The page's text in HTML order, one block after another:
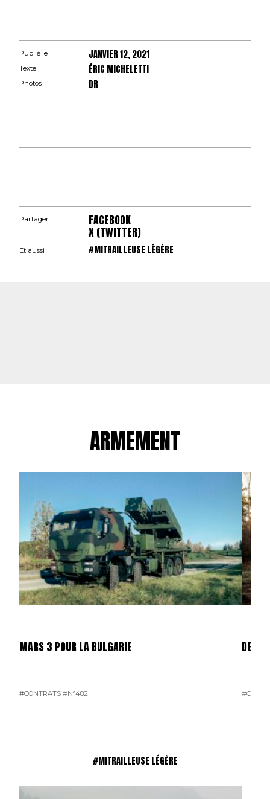
Publié le JANVIER 12, 2021
Texte ÉRIC MICHELETTI
Photos DR
Partager FACEBOOK
X (TWITTER)
Et aussi #MITRAILLEUSE LÉGÈRE
ARMEMENT
MARS 3 POUR LA BULGARIE
#CONTRATS #N°482
DES
#MITRAILLEUSE LÉGÈRE